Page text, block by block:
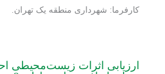
کارفرما: شهرداری منطقه یک تهران.
ارزیابی اثرات زیست‌محیطی